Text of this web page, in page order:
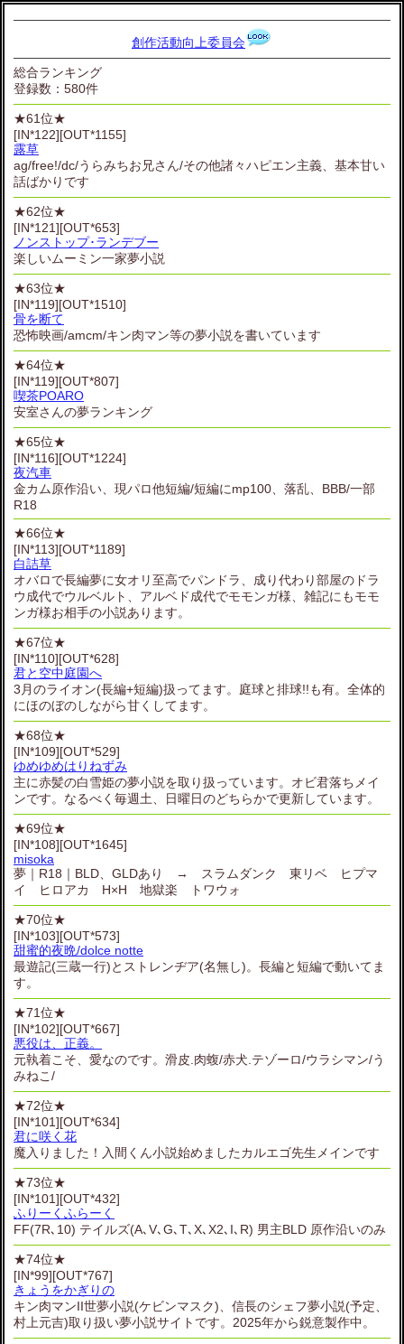
創作活動向上委員会
総合ランキング
登録数：580件
★61位★
[IN*122][OUT*1155]
露草
ag/free!/dc/うらみちお兄さん/その他諸々ハピエン主義、基本甘い
話ばかりです
★62位★
[IN*121][OUT*653]
ノンストップ･ランデブー
楽しいムーミン一家夢小説
★63位★
[IN*119][OUT*1510]
骨を断て
恐怖映画/amcm/キン肉マン等の夢小説を書いています
★64位★
[IN*119][OUT*807]
喫茶POARO
安室さんの夢ランキング
★65位★
[IN*116][OUT*1224]
夜汽車
金カム原作沿い、現パロ他短編/短編にmp100、落乱、BBB/一部
R18
★66位★
[IN*113][OUT*1189]
白詰草
オバロで長編夢に女オリ至高でパンドラ、成り代わり部屋のドラ
ウ成代でウルベルト、アルベド成代でモモンガ様、雑記にもモモ
ンガ様お相手の小説あります。
★67位★
[IN*110][OUT*628]
君と空中庭園へ
3月のライオン(長編+短編)扱ってます。庭球と排球!!も有。全体的
にほのぼのしながら甘くしてます。
★68位★
[IN*109][OUT*529]
ゆめゆめはりねずみ
主に赤髪の白雪姫の夢小説を取り扱っています。オビ君落ちメイ
ンです。なるべく毎週土、日曜日のどちらかで更新しています。
★69位★
[IN*108][OUT*1645]
misoka
夢｜R18｜BLD、GLDあり → スラムダンク 東リベ ヒプマ
イ ヒロアカ H×H 地獄楽 トワウォ
★70位★
[IN*103][OUT*573]
甜蜜的夜晩/dolce notte
最遊記(三蔵一行)とストレンヂア(名無し)。長編と短編で動いてま
す。
★71位★
[IN*102][OUT*667]
悪役は、正義。
元執着こそ、愛なのです。滑皮.肉蝮/赤犬.テゾーロ/ウラシマン/う
みねこ/
★72位★
[IN*101][OUT*634]
君に咲く花
魔入りました！入間くん小説始めましたカルエゴ先生メインです
★73位★
[IN*101][OUT*432]
ふりーくふらーく
FF(7R､10) テイルズ(A､V､G､T､X､X2､I､R) 男主BLD 原作沿いのみ
★74位★
[IN*99][OUT*767]
きょうをかぎりの
キン肉マンII世夢小説(ケビンマスク)、信長のシェフ夢小説(予定、
村上元吉)取り扱い夢小説サイトです。2025年から鋭意製作中。